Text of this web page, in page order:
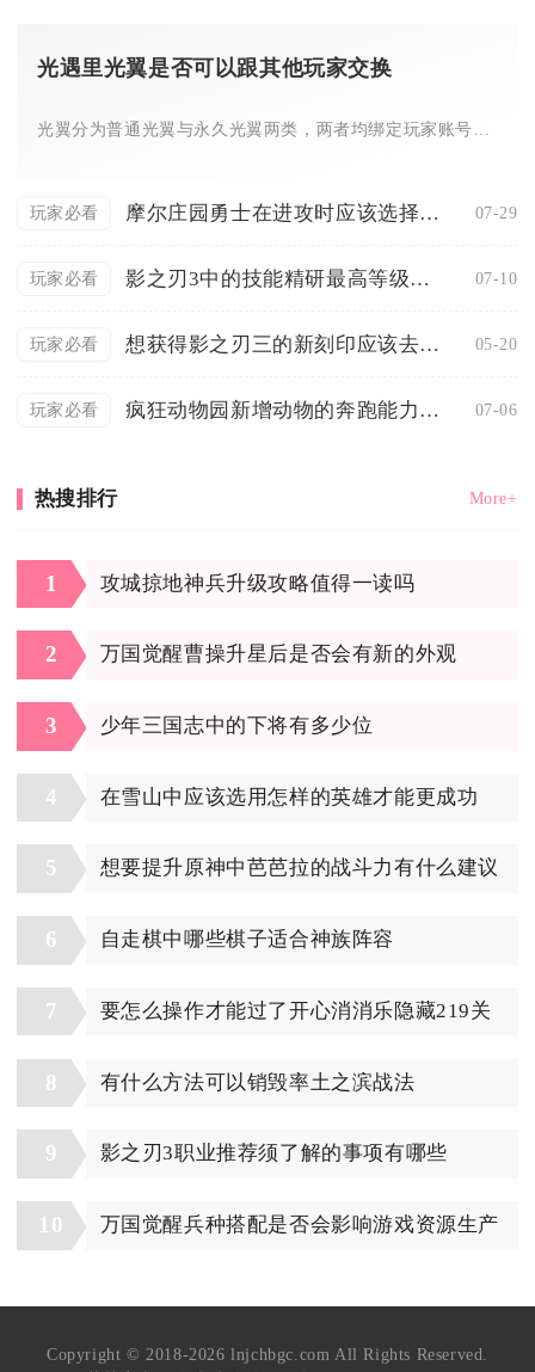
光遇里光翼是否可以跟其他玩家交换
玩家必看 摩尔庄园勇士在进攻时应该选择何种方式 07-29
玩家必看 影之刃3中的技能精研最高等级能达到几级 07-10
玩家必看 想获得影之刃三的新刻印应该去哪里 05-20
玩家必看 疯狂动物园新增动物的奔跑能力有多强 07-06
热搜排行 More+
1 攻城掠地神兵升级攻略值得一读吗
2 万国觉醒曹操升星后是否会有新的外观
3 少年三国志中的下将有多少位
4 在雪山中应该选用怎样的英雄才能更成功
5 想要提升原神中芭芭拉的战斗力有什么建议
6 自走棋中哪些棋子适合神族阵容
7 要怎么操作才能过了开心消消乐隐藏219关
8 有什么方法可以销毁率土之滨战法
9 影之刃3职业推荐须了解的事项有哪些
10 万国觉醒兵种搭配是否会影响游戏资源生产
Copyright © 2018-2026 lnjchbgc.com All Rights Reserved.